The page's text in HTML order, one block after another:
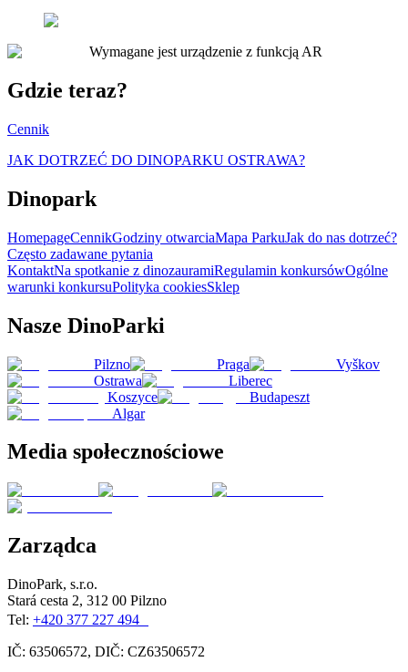
Wymagane jest urządzenie z funkcją AR
Gdzie teraz?
Cennik
JAK DOTRZEĆ DO DINOPARKU OSTRAWA?
Dinopark
HomepageCennikGodziny otwarciaMapa ParkuJak do nas dotrzeć?
Często zadawane pytania
KontaktNa spotkanie z dinozauramiRegulamin konkursówOgólne
warunki konkursuPolityka cookiesSklep
Nasze DinoParki
Pilzno Praga
Vyškov
Ostrawa
Liberec
Koszyce
Budapeszt
Algar
Media społecznościowe
Zarządca
DinoPark, s.r.o.
Stará cesta 2, 312 00 Pilzno
Tel: +420 377 227 494
IČ: 63506572, DIČ: CZ63506572